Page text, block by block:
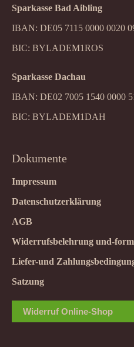
Sparkasse Bad Aibling
IBAN: DE05 7115 0000 0020
BIC: BYLADEM1ROS
Sparkasse Dachau
IBAN: DE02 7005 1540 0000
BIC: BYLADEM1DAH
Dokumente
Impressum
Datenschutzerklärung
AGB
Widerrufsbelehrung und-
Liefer-und
Satzung
Widerruf Online-Shop